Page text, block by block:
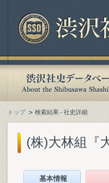
トップ 検索結果 - 社史詳細
(株)大林組『
基本情報